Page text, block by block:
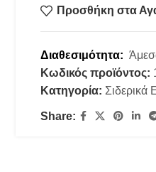
Προσθήκη στα
Διαθεσιμότητα:
Κωδικός προϊόντος:
Κατηγορία: Σιδερικά
Share: